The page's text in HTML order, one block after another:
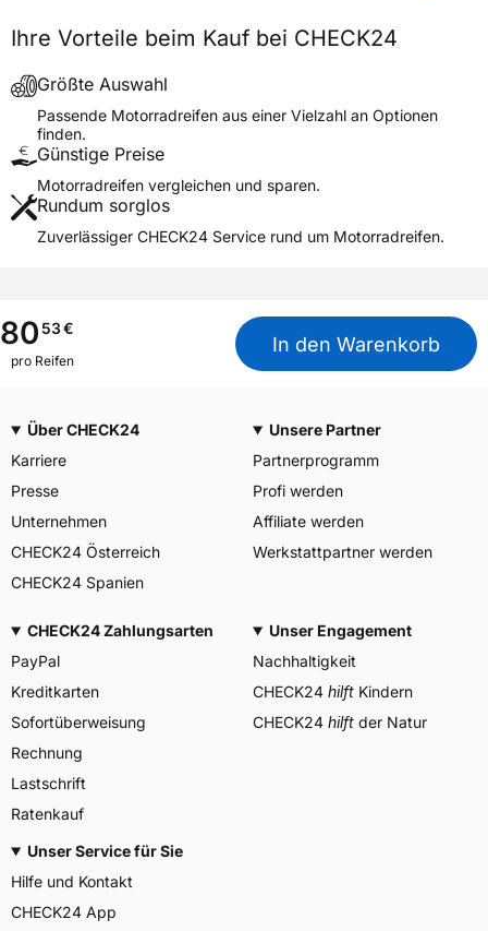
Fahrzeugtyp
Motorrad
Verwendung
Modellname
MC-34
Reifenposition
Motorradtyp
Scooter
Weitere Eigenschaften
M+S
Nein
Motorrad Kennzeichnung
M/C
Allgemeine Produktsicherheit (GPSR)
Herstellerkontakt
YOKOHAMA TWS
GERMANY GmbH, Erbach
Deutschland, info-de@mitas-
tires.com
Ihre Vorteile beim Kauf bei CHECK24
Größte Auswahl
Passende Motorradreifen aus einer Vielzahl an Optionen
finden.
Günstige Preise
Motorradreifen vergleichen und sparen.
Rundum sorglos
Zuverlässiger CHECK24 Service rund um Motorradreifen.
8053€
pro Reifen
In den Warenkorb
Über CHECK24
Karriere
Presse
Unternehmen
CHECK24 Österreich
CHECK24 Spanien
Unsere Partner
Partnerprogramm
Profi werden
Affiliate werden
Werkstattpartner werden
CHECK24 Zahlungsarten
PayPal
Kreditkarten
Sofortüberweisung
Rechnung
Lastschrift
Ratenkauf
Unser Engagement
Nachhaltigkeit
CHECK24 hilft Kindern
CHECK24 hilft der Natur
Unser Service für Sie
Hilfe und Kontakt
CHECK24 App